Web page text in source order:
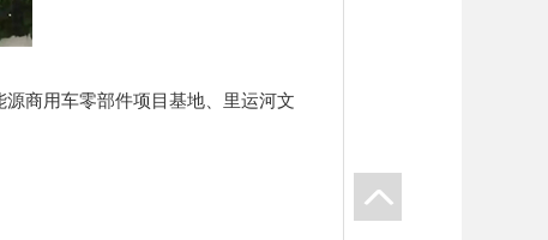
商用车零部件项目基地、里运河文
置